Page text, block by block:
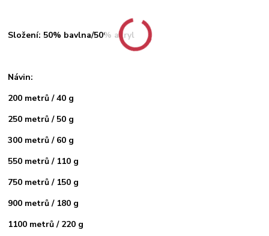
Složení: 50% bavlna/50% akryl
Návin:
200 metrů / 40 g
250 metrů / 50 g
300 metrů / 60 g
550 metrů / 110 g
750 metrů / 150 g
900 metrů / 180 g
1100 metrů / 220 g